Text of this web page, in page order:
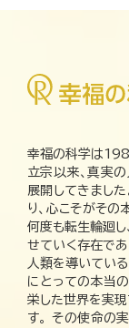
幸福の科学は
立宗以来、真実の
展開してきまし
り、心こそがその
何度も転生輪廻し
せていく存在であ
人類を導いてい
にとっての本当
栄した世界を実現
す。 その使命の